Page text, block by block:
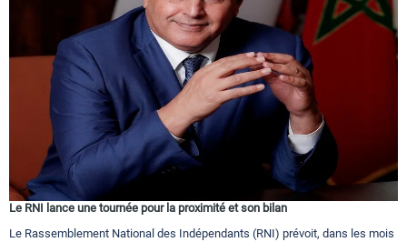
Le RNI lance une tournée pour la proximité et son bilan
Le Rassemblement National des Indépendants (RNI) prévoit, dans les mois